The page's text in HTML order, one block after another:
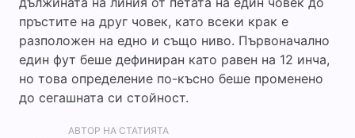
пръстите на друг човек, като всеки крак е
разположен на едно и също ниво. Първоначално
един фут беше дефиниран като равен на 12 инча,
но това определение по-късно беше променено
до сегашната си стойност.
АВТОР НА СТАТИЯТА